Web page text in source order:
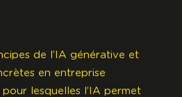
de l’IA générative et
en entreprise
lesquelles l’IA permet